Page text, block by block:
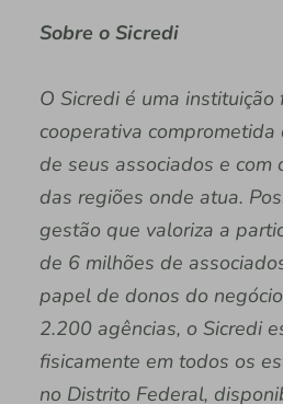
Sobre o Sicredi
O Sicredi é uma instituição
cooperativa comprometida
de seus associados e com
das regiões onde atua.
gestão que valoriza a
de 6 milhões de
papel de donos do
2.200 agências, o Sicredi
fisicamente em todos os
no Distrito Federal,